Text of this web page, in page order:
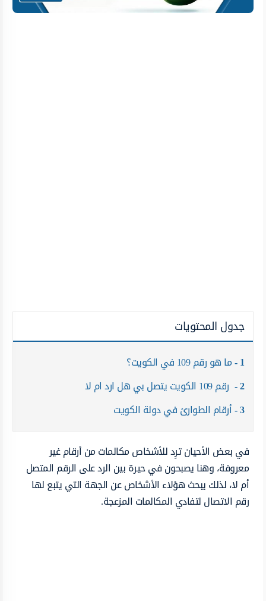
جدول المحتويات
1 ما هو رقم 109 في الكويت؟
2
رقم 109 الكويت يتصل بي هل ارد ام لا
3 أرقام الطوارئ في دولة الكويت
في بعض الأحيان ترِد للأشخاص مكالمات من أرقام غير
معروفة، وهنا يصبحون في حيرة بين الرد على الرقم المتصل
أم لا، لذلك يبحث هؤلاء الأشخاص عن الجهة التي يتبع لها
رقم الاتصال لتفادي المكالمات المزعجة.